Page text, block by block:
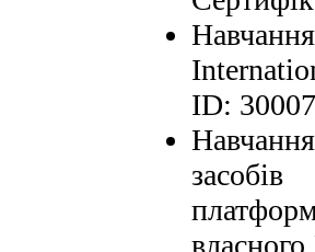
ID: